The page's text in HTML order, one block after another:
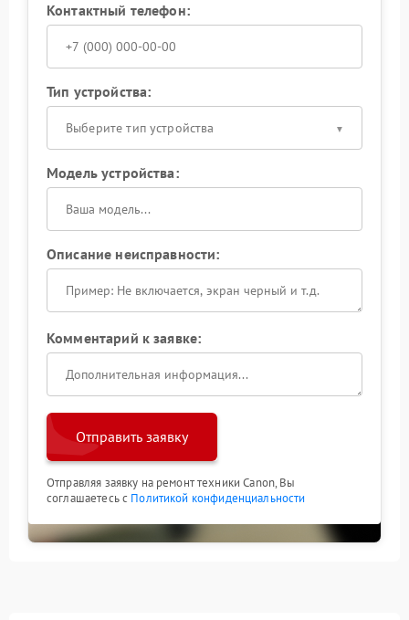
Контактный телефон:
Тип устройства:
Выберите тип устройства
Модель устройства:
Описание неисправности:
Комментарий к заявке:
Отправить заявку
Отправляя заявку на ремонт техники Canon, Вы
соглашаетесь с Политикой конфиденциальности